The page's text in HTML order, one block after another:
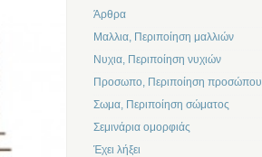
Άρθρα
Μαλλια, Περιποίηση μαλλιών
Νυχια, Περιποίηση νυχιών
Προσωπο, Περιποίηση προσώπου
Σωμα, Περιποίηση σώματος
Σεμινάρια ομορφιάς
Έχει λήξει